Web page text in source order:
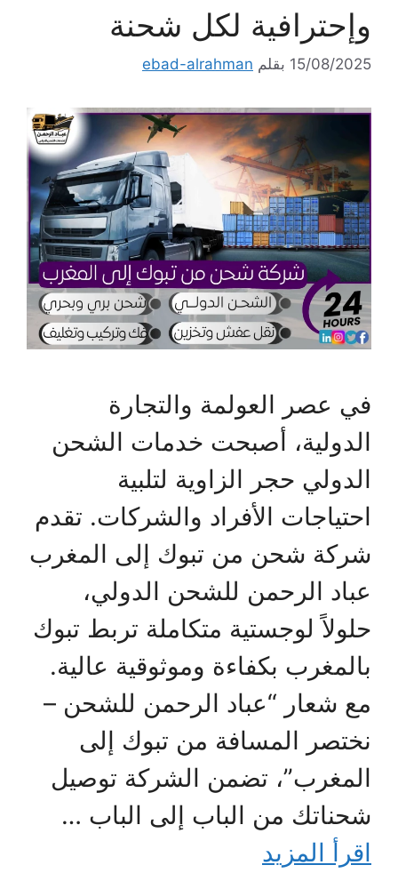
وإحترافية لكل شحنة
15/08/2025 بقلم ebad-alrahman
في عصر العولمة والتجارة
الدولية، أصبحت خدمات الشحن
الدولي حجر الزاوية لتلبية
احتياجات الأفراد والشركات. تقدم
شركة شحن من تبوك إلى المغرب
عباد الرحمن للشحن الدولي،
حلولاً لوجستية متكاملة تربط تبوك
بالمغرب بكفاءة وموثوقية عالية.
مع شعار “عباد الرحمن للشحن –
نختصر المسافة من تبوك إلى
المغرب”، تضمن الشركة توصيل
شحناتك من الباب إلى الباب …
اقرأ المزيد